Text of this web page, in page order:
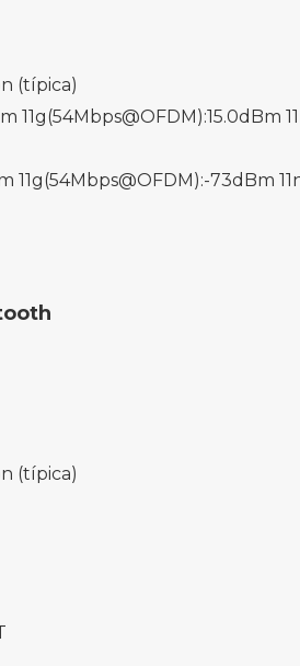
(típica)
11g(54Mbps@OFDM):15.0dBm
11g(54Mbps@OFDM):-73dBm
(típica)